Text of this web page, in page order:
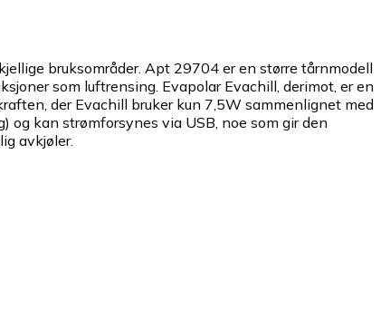
bruksområder. Apt 29704 er en større tårnmodell
som luftrensing. Evapolar Evachill, derimot, er en
der Evachill bruker kun 7,5W sammenlignet med
kan strømforsynes via USB, noe som gir den
avkjøler.